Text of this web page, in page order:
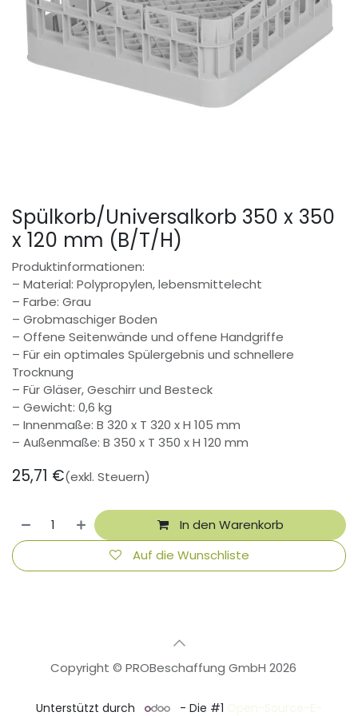
Spülkorb/Universalkorb 350 x 350
x 120 mm (B/T/H)
Produktinformationen:
– Material: Polypropylen, lebensmittelecht
– Farbe: Grau
– Grobmaschiger Boden
– Offene Seitenwände und offene Handgriffe
– Für ein optimales Spülergebnis und schnellere
Trocknung
– Für Gläser, Geschirr und Besteck
– Gewicht: 0,6 kg
– Innenmaße: B 320 x T 320 x H 105 mm
– Außenmaße: B 350 x T 350 x H 120 mm
25,71 €(exkl. Steuern)
In den Warenkorb
Auf die Wunschliste
Copyright © PROBeschaffung GmbH 2026
Unterstützt durch - Die #1 Open-Source-E-